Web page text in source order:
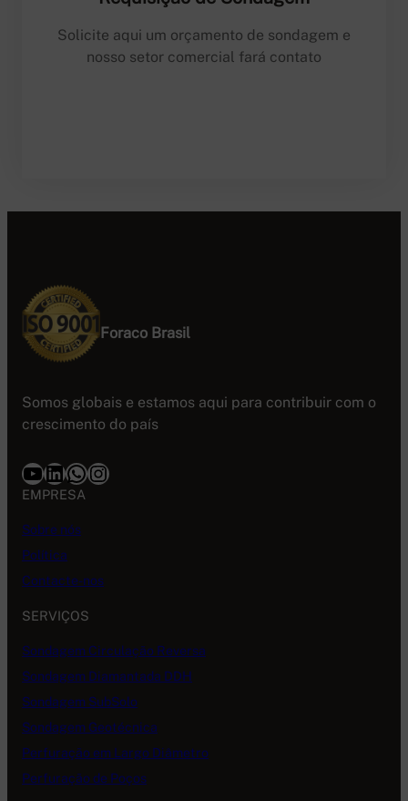
Solicite aqui um orçamento de sondagem e
nosso setor comercial fará contato
Foraco Brasil
Somos globais e estamos aqui para contribuir com o
crescimento do país
Youtube LinkedIn WhatsApp Instagram
EMPRESA
Sobre nós
Política
Contacte-nos
SERVIÇOS
Sondagem Circulação Reversa
Sondagem Diamantada DDH
Sondagem SubSolo
Sondagem Geotécnica
Perfuração em Largo Diâmetro
Perfuração de Poços